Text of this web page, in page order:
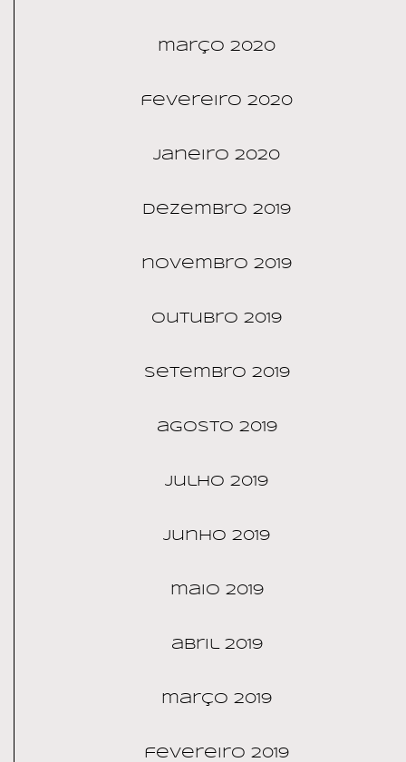
março 2020
fevereiro 2020
janeiro 2020
dezembro 2019
novembro 2019
outubro 2019
setembro 2019
agosto 2019
julho 2019
junho 2019
maio 2019
abril 2019
março 2019
fevereiro 2019